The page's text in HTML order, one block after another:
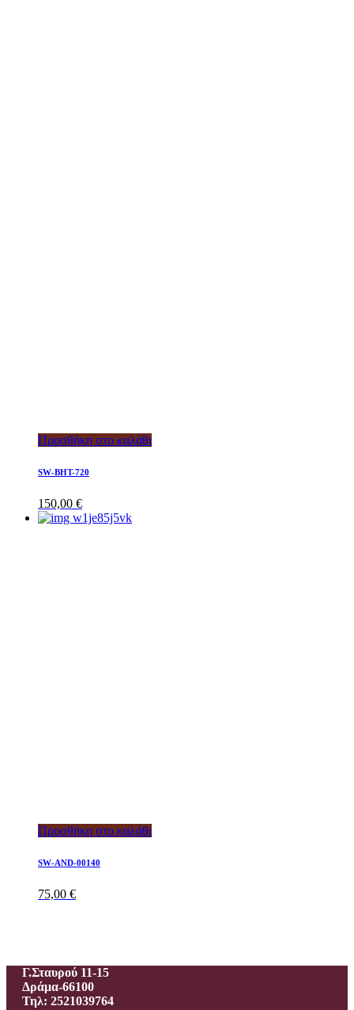
Προσθήκη στο καλάθι
SW-BHT-720
150,00 €
Προσθήκη στο καλάθι
SW-AND-00140
75,00 €
Γ.Σταυρού 11-15
Δράμα-66100
Τηλ: 2521039764